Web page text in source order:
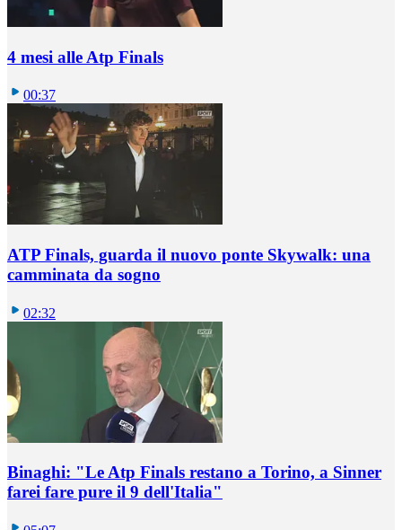
4 mesi alle Atp Finals
00:37
ATP Finals, guarda il nuovo ponte Skywalk: una
camminata da sogno
02:32
Binaghi: "Le Atp Finals restano a Torino, a Sinner
farei fare pure il 9 dell'Italia"